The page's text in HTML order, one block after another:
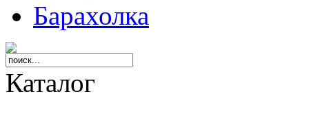
Барахолка
Каталог